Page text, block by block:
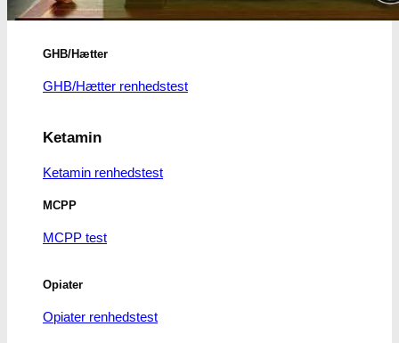
Benzoer renhedstest
GHB/Hætter
GHB/Hætter renhedstest
Ketamin
Ketamin renhedstest
MCPP
MCPP test
Opiater
Opiater renhedstest